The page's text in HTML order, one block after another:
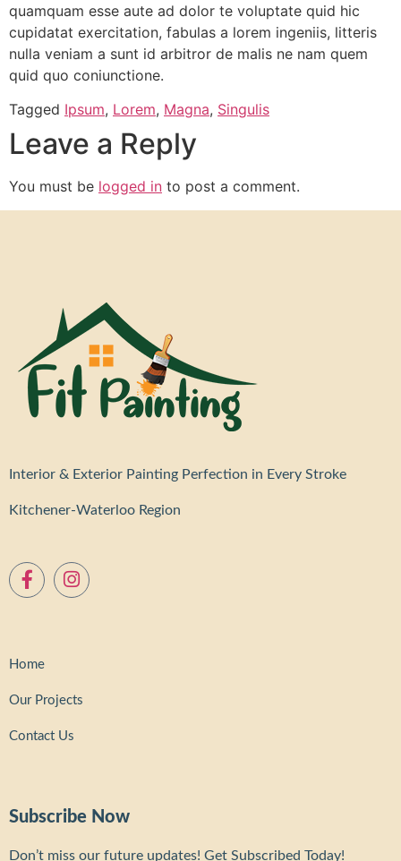
quamquam esse aute ad dolor te voluptate quid hic
cupidatat exercitation, fabulas a lorem ingeniis, litteris
nulla veniam a sunt id arbitror de malis ne nam quem
quid quo coniunctione.
Tagged Ipsum, Lorem, Magna, Singulis
Leave a Reply
You must be logged in to post a comment.
Interior & Exterior Painting Perfection in Every Stroke
Kitchener-Waterloo Region
Home
Our Projects
Contact Us
Subscribe Now
Don’t miss our future updates! Get Subscribed Today!